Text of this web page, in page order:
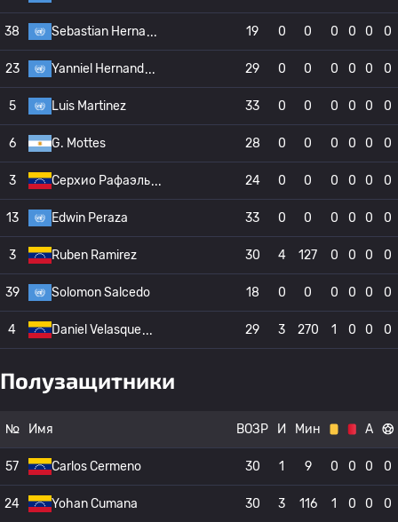
38 Sebastian Herna 19 0 0 0 0 0 0
23 Yanniel Hernand 29 0 0 0 0 0 0
5 Luis Martinez 33 0 0 0 0 0 0
6 G. Mottes 28 0 0 0 0 0 0
3 Серхио Рафаэль 24 0 0 0 0 0 0
13 Edwin Peraza 33 0 0 0 0 0 0
3 Ruben Ramirez 30 4 127 0 0 0 0
39 Solomon Salcedo 18 0 0 0 0 0 0
4 Daniel Velasque 29 3 270 1 0 0 0
Полузащитники
№ Имя ВОЗР И Мин А
57 Carlos Cermeno 30 1 9 0 0 0 0
24 Yohan Cumana 30 3 116 1 0 0 0